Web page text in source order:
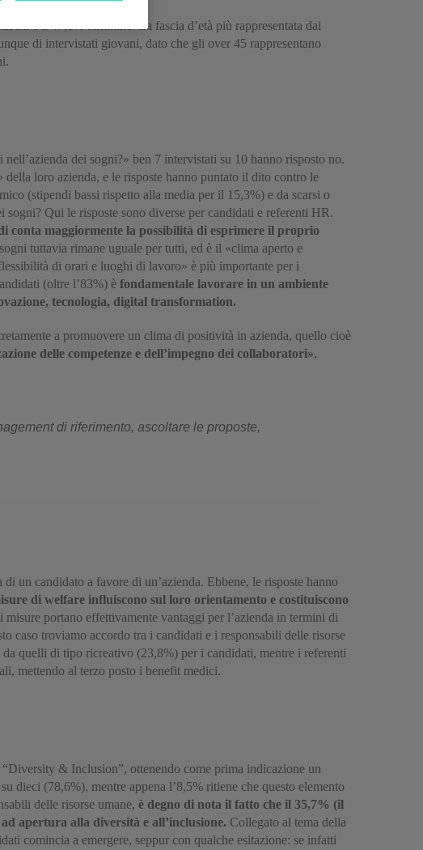
e il 47,1% femmine. La fascia d’età più rappresentata dai
di intervistati giovani, dato che gli over 45 rappresentano
dei sogni?» ben 7 intervistati su 10 hanno risposto no.
loro azienda, e le risposte hanno puntato il dito contro le
(stipendi bassi rispetto alla media per il 15,3%) e da scarsi o
sogni? Qui le risposte sono diverse per candidati e referenti HR.
conta maggiormente la possibilità di esprimere il proprio
tuttavia rimane uguale per tutti, ed è il «clima aperto e
di orari e luoghi di lavoro» è più importante per i
(oltre l’83%) è fondamentale lavorare in un ambiente
tecnologia, digital transformation.
a promuovere un clima di positività in azienda, quello cioè
delle competenze e dell’impegno dei collaboratori»,
di riferimento, ascoltare le proposte,
un candidato a favore di un’azienda. Ebbene, le risposte hanno
di welfare influiscono sul loro orientamento e costituiscono
portano effettivamente vantaggi per l’azienda in termini di
caso troviamo accordo tra i candidati e i responsabili delle risorse
quelli di tipo ricreativo (23,8%) per i candidati, mentre i referenti
mettendo al terzo posto i benefit medici.
& Inclusion”, ottenendo come prima indicazione un
dieci (78,6%), mentre appena l’8,5% ritiene che questo elemento
delle risorse umane, è degno di nota il fatto che il 35,7% (il
apertura alla diversità e all’inclusione. Collegato al tema della
comincia a emergere, seppur con qualche esitazione: se infatti